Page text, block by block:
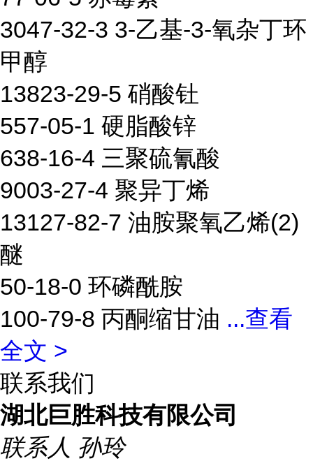
3047-32-3 3-乙基-3-氧杂丁环
甲醇
13823-29-5 硝酸钍
557-05-1 硬脂酸锌
638-16-4 三聚硫氰酸
9003-27-4 聚异丁烯
13127-82-7 油胺聚氧乙烯(2)
醚
50-18-0 环磷酰胺
100-79-8 丙酮缩甘油 ...查看
全文 >
联系我们
湖北巨胜科技有限公司
联系人 孙玲